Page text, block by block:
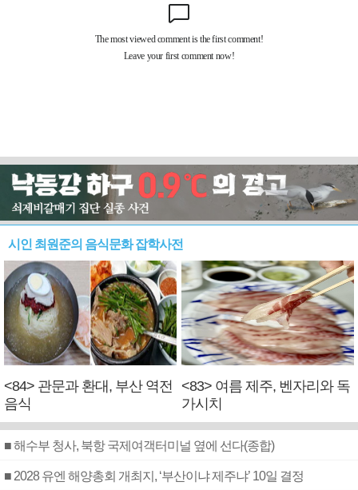
시인 최원준의 음식문화 잡학사전
<84> 관문과 환대, 부산 역전
음식
<83> 여름 제주, 벤자리와 독
가시치
■ 해수부 청사, 북항 국제여객터미널 옆에 선다(종합)
■ 2028 유엔 해양총회 개최지, ‘부산이냐 제주냐’ 10일 결정